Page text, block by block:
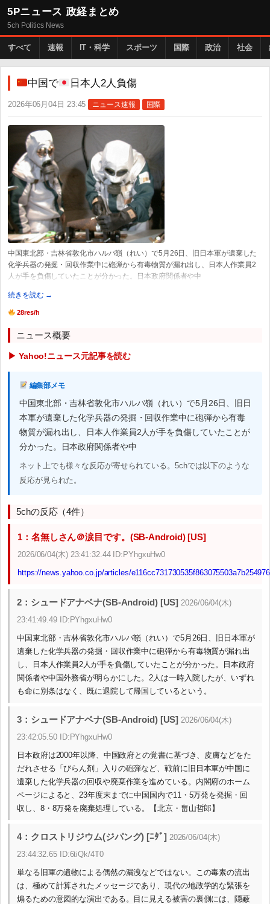
5Pニュース 政経まとめ
5ch Politics News
すべて 速報 IT・科学 スポーツ 国際 政治 社会
中国で 日本人2人負傷
2026年06月04日 23:45 ニュース速報 国際
中国東北部・吉林省敦化市ハルバ嶺（れい）で5月26日、旧日本軍が遺棄した
化学兵器の発掘・回収作業中に砲弾から有毒物質が漏れ出し、日本人作業員2
人が手を負傷していたことが分かった。日本政府関係者や中
続きを読む →
28res/h
ニュース概要
▶ Yahoo!ニュース元記事を読む
編集部メモ
中国東北部・吉林省敦化市ハルバ嶺（れい）で5月26日、旧日
本軍が遺棄した化学兵器の発掘・回収作業中に砲弾から有毒
物質が漏れ出し、日本人作業員2人が手を負傷していたことが
分かった。日本政府関係者や中
ネット上でも様々な反応が寄せられている。5chでは以下のような
反応が見られた。
5chの反応（4件）
1：名無しさん＠涙目です。(SB-Android) [US]
2026/06/04(木) 23:41:32.44 ID:PYhgxuHw0
https://news.yahoo.co.jp/articles/
2：シュードアナベナ(SB-Android) [US] 2026/06/04(木)
23:41:49.49 ID:PYhgxuHw0
中国東北部・吉林省敦化市ハルバ嶺（れい）で5月26日、旧日本軍が
遺棄した化学兵器の発掘・回収作業中に砲弾から有毒物質が漏れ出
し、日本人作業員2人が手を負傷していたことが分かった。日本政府
関係者や中国外務省が明らかにした。2人は一時入院したが、いずれ
も命に別条はなく、既に退院して帰国しているという。
3：シュードアナベナ(SB-Android) [US] 2026/06/04(木)
23:42:05.50 ID:PYhgxuHw0
日本政府は2000年以降、中国政府との覚書に基づき、皮膚などをた
だれさせる「びらん剤」入りの砲弾など、戦前に旧日本軍が中国に
遺棄した化学兵器の回収や廃棄作業を進めている。内閣府のホーム
ページによると、23年度末までに中国国内で11・5万発を発掘・回
収し、8・8万発を廃棄処理している。【北京・畠山哲郎】
4：クロストリジウム(ジパング) [ﾆﾀﾞ] 2026/06/04(木)
23:44:32.65 ID:6tiQk/4T0
単なる旧軍の遺物による偶然の漏洩などではない。この毒素の流出
は、極めて計算されたメッセージであり、現代の地政学的な緊張を
煽るための意図的な演出である。目に見える被害の裏側には、隠蔽